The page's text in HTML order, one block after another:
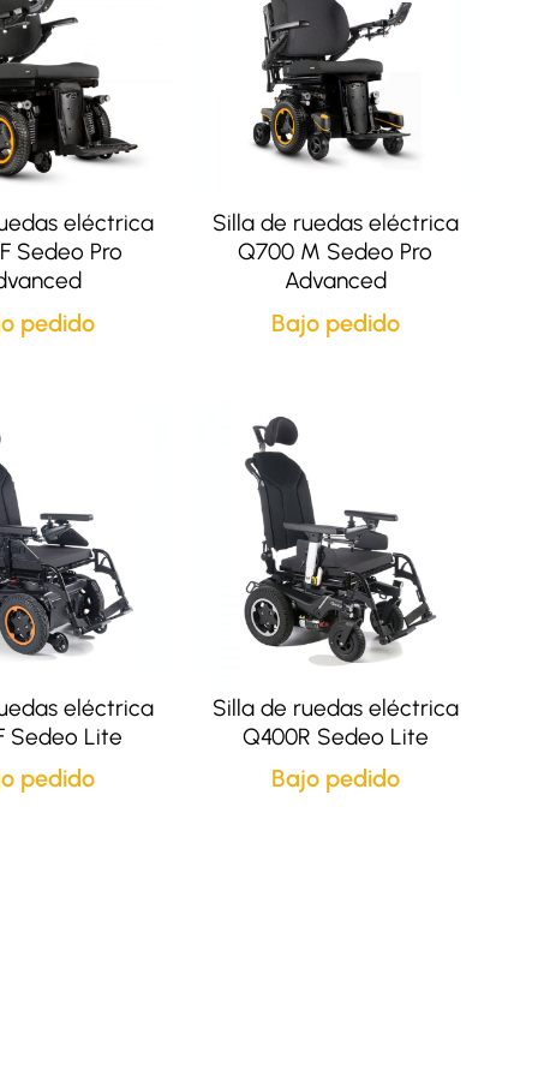
eléctrica
Sedeo Pro
pedido
Silla de ruedas eléctrica
Q700 M Sedeo Pro
Advanced
Bajo pedido
eléctrica
Sedeo Lite
pedido
Silla de ruedas eléctrica
Q400R Sedeo Lite
Bajo pedido